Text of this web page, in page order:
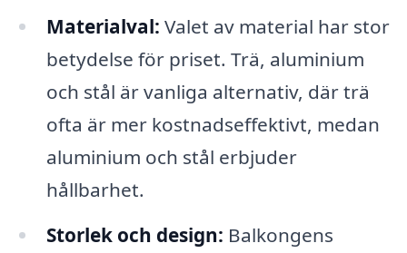
Materialval: Valet av material har stor
betydelse för priset. Trä, aluminium
och stål är vanliga alternativ, där trä
ofta är mer kostnadseffektivt, medan
aluminium och stål erbjuder
hållbarhet.
Storlek och design: Balkongens